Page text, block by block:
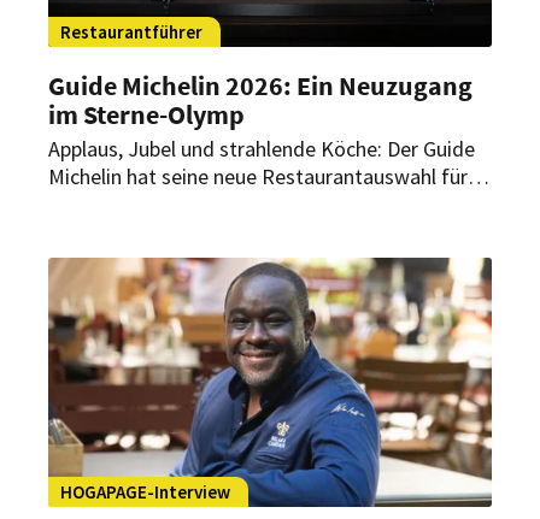
Restaurantführer
Guide Michelin 2026: Ein Neuzugang
im Sterne-Olymp
Applaus, Jubel und strahlende Köche: Der Guide
Michelin hat seine neue Restaurantauswahl für
Neuzugang bereichert dabei die Gastro-Spitze im
Land.
HOGAPAGE-Interview